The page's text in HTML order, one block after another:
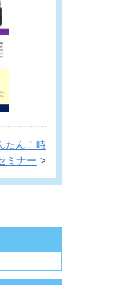
たん！時
ミナー >